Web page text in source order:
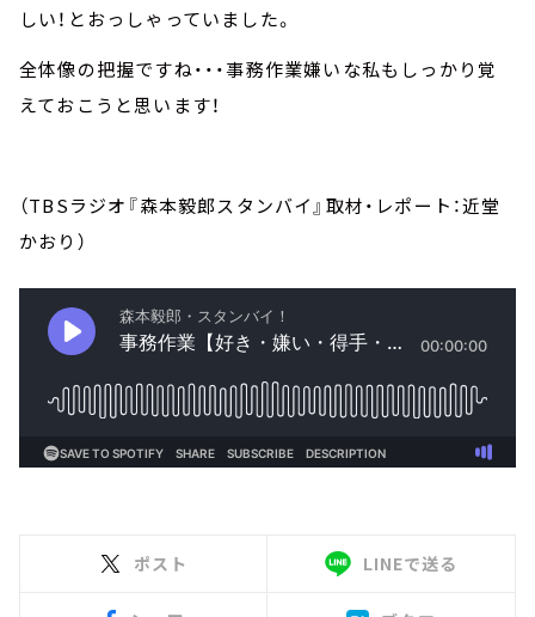
しい！とおっしゃっていました。
全体像の把握ですね・・・事務作業嫌いな私もしっかり覚
えておこうと思います！
（TBSラジオ『森本毅郎スタンバイ』取材・レポート：近堂
かおり）
ポスト LINEで送る